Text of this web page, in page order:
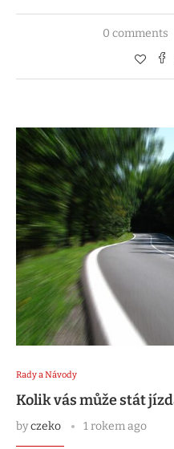
0 comments
Rady a Návody
Kolik vás může stát
byczeko 1 rokem ago